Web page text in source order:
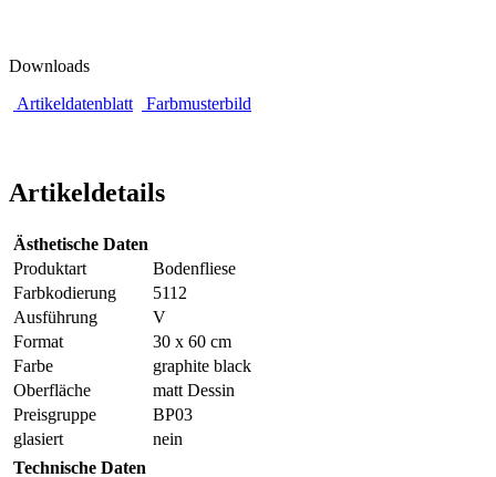
Downloads
Artikeldatenblatt
Farbmusterbild
Artikeldetails
Ästhetische Daten
Produktart
Bodenfliese
Farbkodierung
5112
Ausführung
V
Format
30 x 60 cm
Farbe
graphite black
Oberfläche
matt Dessin
Preisgruppe
BP03
glasiert
nein
Technische Daten